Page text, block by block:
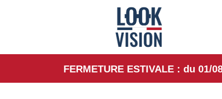
FERMETURE ESTIVALE : du 01/08/